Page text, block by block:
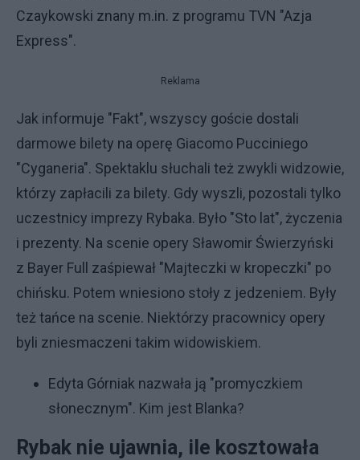
Czaykowski znany m.in. z programu TVN "Azja
Express".
Reklama
Jak informuje "Fakt", wszyscy goście dostali
darmowe bilety na operę Giacomo Pucciniego
"Cyganeria". Spektaklu słuchali też zwykli widzowie,
którzy zapłacili za bilety. Gdy wyszli, pozostali tylko
uczestnicy imprezy Rybaka. Było "Sto lat", życzenia
i prezenty. Na scenie opery Sławomir Świerzyński
z Bayer Full zaśpiewał "Majteczki w kropeczki" po
chińsku. Potem wniesiono stoły z jedzeniem. Były
też tańce na scenie. Niektórzy pracownicy opery
byli zniesmaczeni takim widowiskiem.
Edyta Górniak nazwała ją "promyczkiem
słonecznym". Kim jest Blanka?
Rybak nie ujawnia, ile kosztowała